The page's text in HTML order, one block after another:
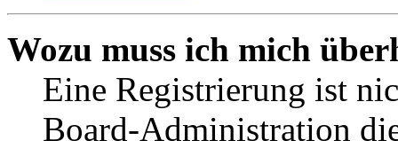
Wozu muss ich mich
Eine Registrierung ist
Board-Administration